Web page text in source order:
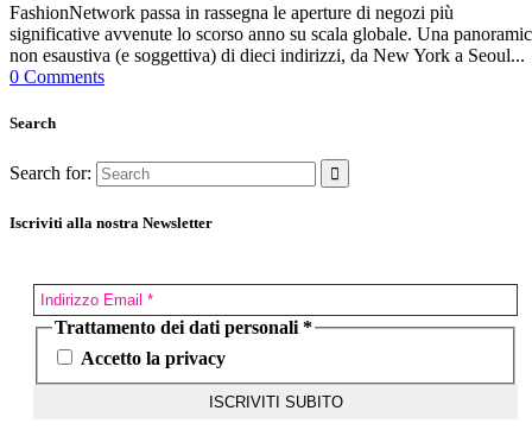
FashionNetwork passa in rassegna le aperture di negozi più
significative avvenute lo scorso anno su scala globale. Una
non esaustiva (e soggettiva) di dieci indirizzi, da New York a Seoul...
0 Comments
Search
Search for:
Iscriviti alla nostra Newsletter
Trattamento dei dati personali *
Accetto la privacy